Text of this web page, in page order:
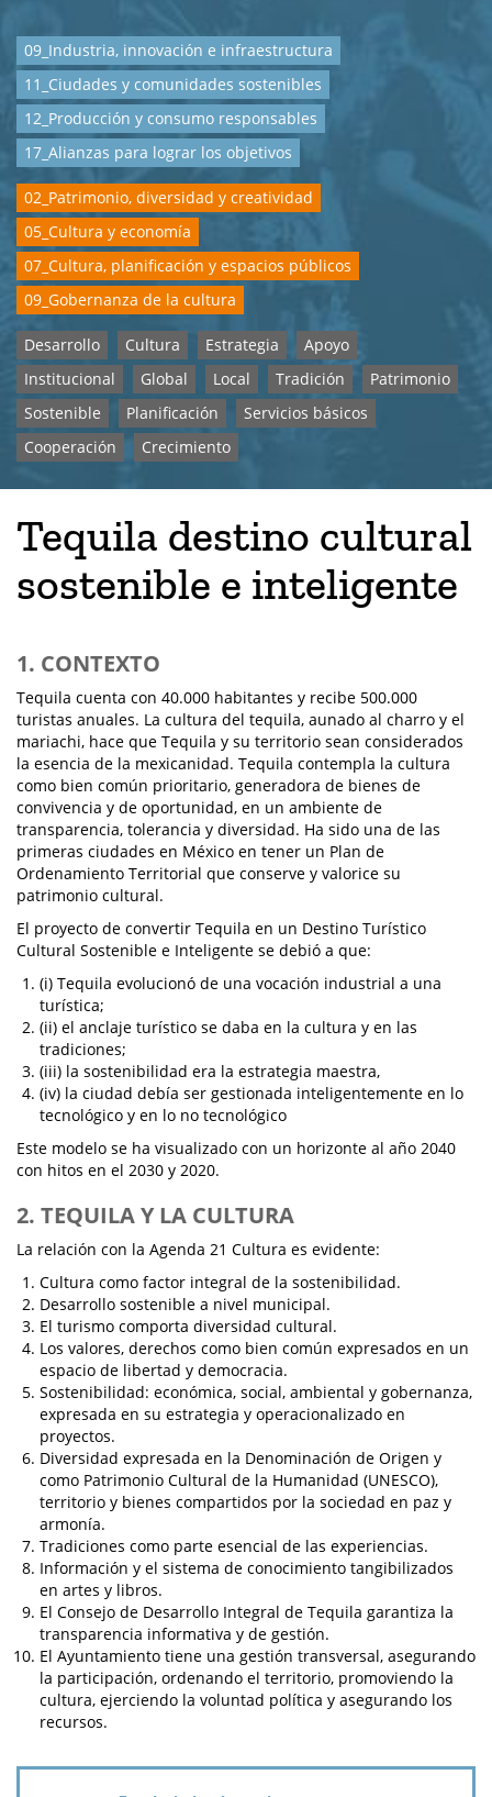
09_Industria, innovación e infraestructura
11_Ciudades y comunidades sostenibles
12_Producción y consumo responsables
17_Alianzas para lograr los objetivos
02_Patrimonio, diversidad y creatividad
05_Cultura y economía
07_Cultura, planificación y espacios públicos
09_Gobernanza de la cultura
Desarrollo Cultura Estrategia
Apoyo
Institucional
Global Local Tradición
Patrimonio
Sostenible
Planificación
Servicios básicos
Cooperación
Crecimiento
Tequila destino cultural
sostenible e inteligente
1. CONTEXTO
Tequila cuenta con 40.000 habitantes y recibe 500.000
turistas anuales. La cultura del tequila, aunado al charro y el
mariachi, hace que Tequila y su territorio sean considerados
la esencia de la mexicanidad. Tequila contempla la cultura
como bien común prioritario, generadora de bienes de
convivencia y de oportunidad, en un ambiente de
transparencia, tolerancia y diversidad. Ha sido una de las
primeras ciudades en México en tener un Plan de
Ordenamiento Territorial que conserve y valorice su
patrimonio cultural.
El proyecto de convertir Tequila en un Destino Turístico
Cultural Sostenible e Inteligente se debió a que:
(i) Tequila evolucionó de una vocación industrial a una
turística;
(ii) el anclaje turístico se daba en la cultura y en las
tradiciones;
(iii) la sostenibilidad era la estrategia maestra,
(iv) la ciudad debía ser gestionada inteligentemente en lo
tecnológico y en lo no tecnológico
Este modelo se ha visualizado con un horizonte al año 2040
con hitos en el 2030 y 2020.
2. TEQUILA Y LA CULTURA
La relación con la Agenda 21 Cultura es evidente:
Cultura como factor integral de la sostenibilidad.
Desarrollo sostenible a nivel municipal.
El turismo comporta diversidad cultural.
Los valores, derechos como bien común expresados en un
espacio de libertad y democracia.
Sostenibilidad: económica, social, ambiental y gobernanza,
expresada en su estrategia y operacionalizado en
proyectos.
Diversidad expresada en la Denominación de Origen y
como Patrimonio Cultural de la Humanidad (UNESCO),
territorio y bienes compartidos por la sociedad en paz y
armonía.
Tradiciones como parte esencial de las experiencias.
Información y el sistema de conocimiento tangibilizados
en artes y libros.
El Consejo de Desarrollo Integral de Tequila garantiza la
transparencia informativa y de gestión.
El Ayuntamiento tiene una gestión transversal, asegurando
la participación, ordenando el territorio, promoviendo la
cultura, ejerciendo la voluntad política y asegurando los
recursos.